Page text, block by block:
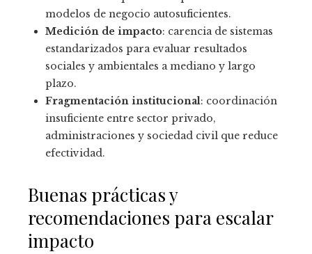
modelos de negocio autosuficientes.
Medición de impacto: carencia de sistemas
estandarizados para evaluar resultados
sociales y ambientales a mediano y largo
plazo.
Fragmentación institucional: coordinación
insuficiente entre sector privado,
administraciones y sociedad civil que reduce
efectividad.
Buenas prácticas y
recomendaciones para escalar
impacto